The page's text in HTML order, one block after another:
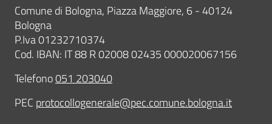
Comune di Bologna, Piazza Maggiore, 6 - 40124
Bologna
P.Iva 01232710374
Cod. IBAN: IT 88 R 02008 02435 000020067156
Telefono051 203040
PEC protocollogenerale@pec.comune.bologna.it